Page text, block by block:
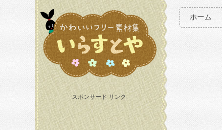
スポンサード リンク
ホーム